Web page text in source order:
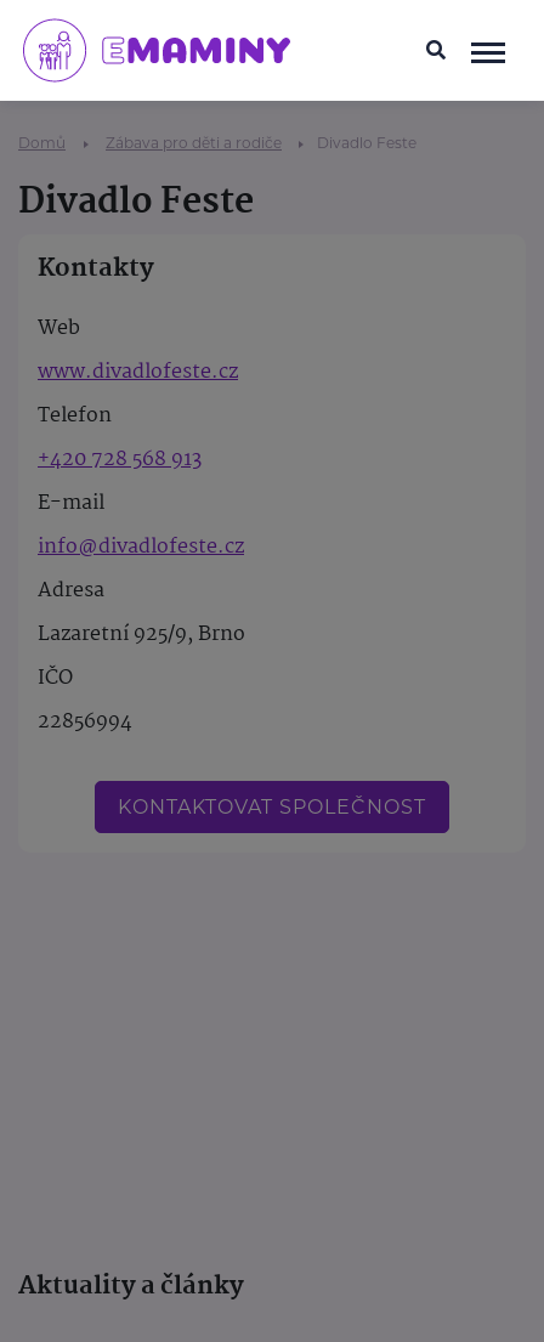
Domů Zábava pro děti a rodiče Divadlo Feste
Divadlo Feste
Kontakty
Web
www.divadlofeste.cz
Telefon
+420 728 568 913
E-mail
info@divadlofeste.cz
Adresa
Lazaretní 925/9, Brno
IČO
22856994
KONTAKTOVAT SPOLEČNOST
Aktuality a články